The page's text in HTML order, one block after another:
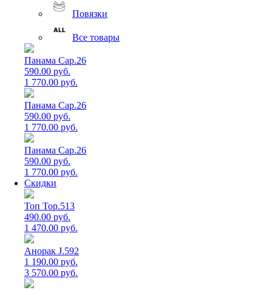
Повязки
Все товары
Панама Cap.26
590.00 руб.
1 770.00 руб.
Панама Cap.26
590.00 руб.
1 770.00 руб.
Панама Cap.26
590.00 руб.
1 770.00 руб.
Скидки
Топ Top.513
490.00 руб.
1 470.00 руб.
Анорак J.592
1 190.00 руб.
3 570.00 руб.